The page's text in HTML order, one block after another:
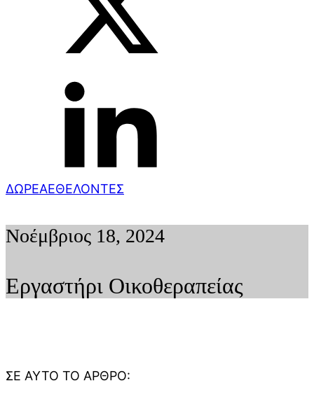
ΔΩΡΕΑΕΘΕΛΟΝΤΕΣ
Νοέμβριος 18, 2024
Εργαστήρι Οικοθεραπείας
ΣΕ ΑΥΤΌ ΤΟ ΆΡΘΡΟ: